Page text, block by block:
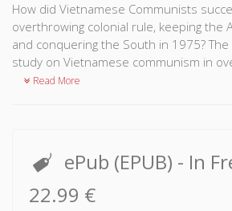
How did Vietnamese Communists
overthrowing colonial rule, keeping the
and conquering the South in 1975?
study on Vietnamese communism in
Read More
ePub (EPUB) - In
22.99 €